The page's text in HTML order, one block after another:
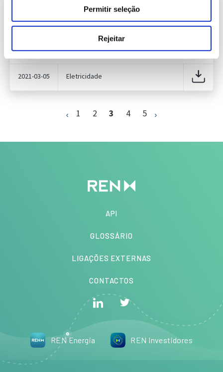
Permitir seleção
Rejeitar
Informação Semanal do Sistema
Eletroprodutor da semana 9 de 2021
Publicação com periodicidade semanal, com
informação sobre Eletricidade
2021-03-05 Eletricidade
1 2 3 4 5
API
GLOSSÁRIO
LIGAÇÕES EXTERNAS
CONTACTOS
REN Energia REN Investidores